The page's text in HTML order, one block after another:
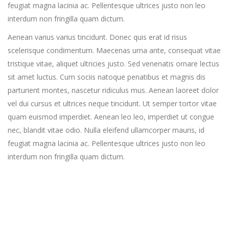
feugiat magna lacinia ac. Pellentesque ultrices justo non leo
interdum non fringilla quam dictum.
Aenean varius varius tincidunt. Donec quis erat id risus
scelerisque condimentum. Maecenas urna ante, consequat vitae
tristique vitae, aliquet ultricies justo. Sed venenatis ornare lectus
sit amet luctus. Cum sociis natoque penatibus et magnis dis
parturient montes, nascetur ridiculus mus. Aenean laoreet dolor
vel dui cursus et ultrices neque tincidunt. Ut semper tortor vitae
quam euismod imperdiet. Aenean leo leo, imperdiet ut congue
nec, blandit vitae odio. Nulla eleifend ullamcorper mauris, id
feugiat magna lacinia ac. Pellentesque ultrices justo non leo
interdum non fringilla quam dictum.